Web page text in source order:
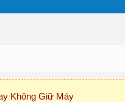
Không Giữ Máy